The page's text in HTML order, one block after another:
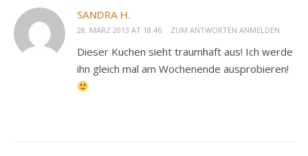
SANDRA H.
28. MÄRZ 2013 AT 18:46 ZUM ANTWORTEN ANMELDEN
Dieser Kuchen sieht traumhaft aus! Ich werde
ihn gleich mal am Wochenende ausprobieren!